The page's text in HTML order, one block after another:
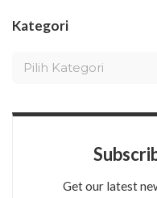
Kategori
Get our latest